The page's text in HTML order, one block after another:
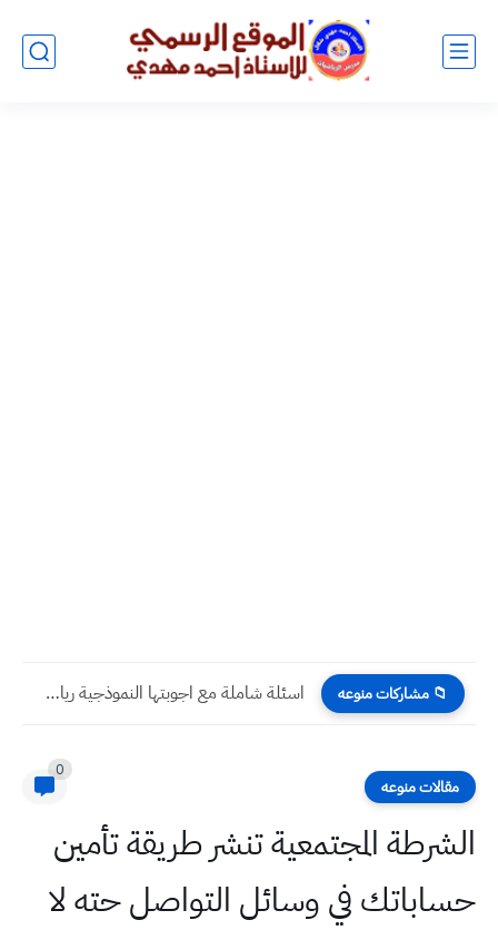
📁 مشاركات منوعه اسئلة شاملة مع اجوبتها النموذجية رياضيات سادس ابتدائي اختبر نفسك...
مقالات منوعه
0
الشرطة المجتمعية تنشر طريقة تأمين
حساباتك في وسائل التواصل حته لا